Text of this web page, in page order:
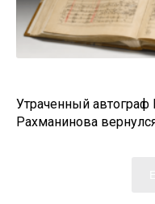
Утраченный
Рахманинова